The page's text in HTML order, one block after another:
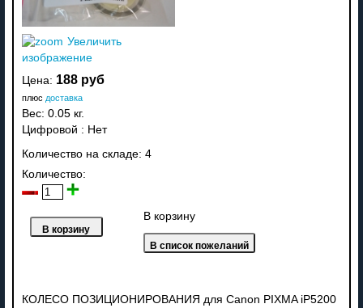
Увеличить
изображение
Цена: 188 руб
плюс доставка
Вес: 0.05 кг.
Цифровой : Нет
Количество на складе: 4
Количество:
В корзину
КОЛЕСО ПОЗИЦИОНИРОВАНИЯ для Canon PIXMA iP5200